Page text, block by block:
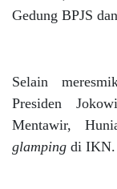
Gedung BPJS
Selain
Presiden
Mentawir,
glamping di IKN.